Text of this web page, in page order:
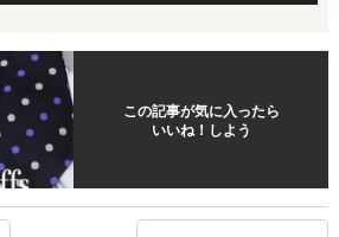
この記事が気に入ったら
いいね！しよう